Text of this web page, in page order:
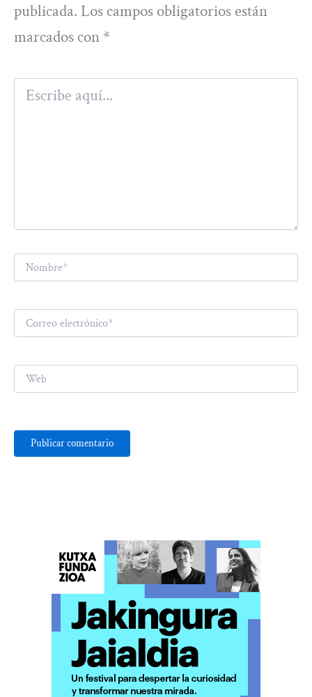
publicada. Los campos obligatorios están
marcados con *
Escribe
aquí...
electrónico*
Web